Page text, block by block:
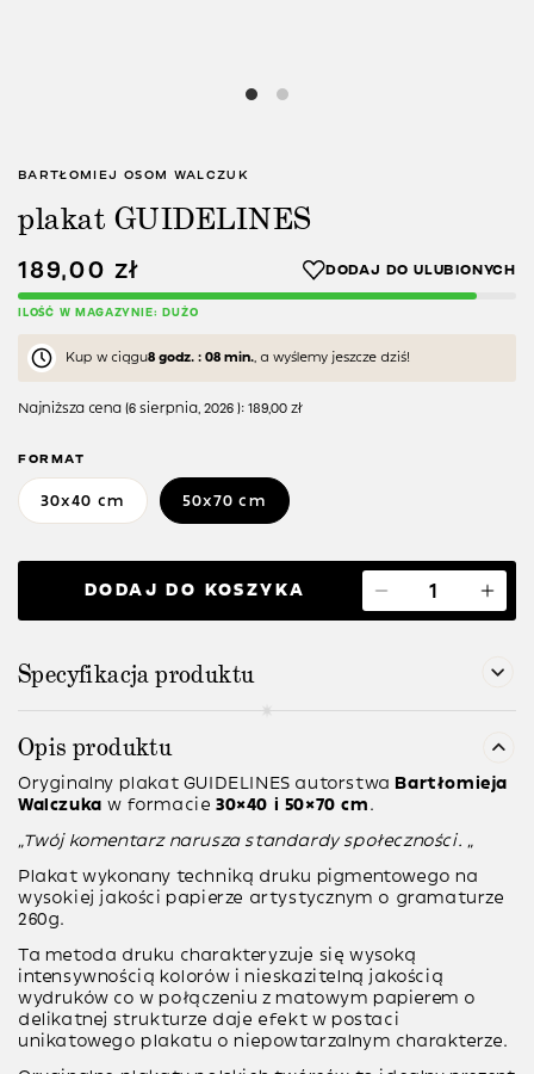
BARTŁOMIEJ OSOM WALCZUK
plakat GUIDELINES
189,00 zł
ILOŚĆ W MAGAZYNIE: DUŻO
Kup w ciągu8 godz. : 08 min. , a wyślemy jeszcze dziś!
Najniższa cena (6 sierpnia, 2026 ): 189,00 zł
FORMAT
30x40 cm 50x70 cm
DODAJ DO KOSZYKA
Specyfikacja produktu
Opis produktu
Oryginalny plakat GUIDELINES autorstwa Bartłomieja
Walczukaw formacie30×40 i 50×70 cm .
“Twój komentarz narusza standardy społeczności. “
Plakat wykonany techniką druku pigmentowego na
wysokiej jakości papierze artystycznym o gramaturze
260g.
Ta metoda druku charakteryzuje się wysoką
intensywnością kolorów i nieskazitelną jakością
wydruków co w połączeniu z matowym papierem o
delikatnej strukturze daje efekt w postaci
unikatowego plakatu o niepowtarzalnym charakterze.